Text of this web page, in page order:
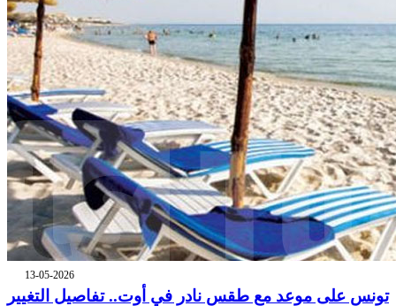
13-05-2026
تونس على موعد مع طقس نادر في أوت.. تفاصيل التغيير